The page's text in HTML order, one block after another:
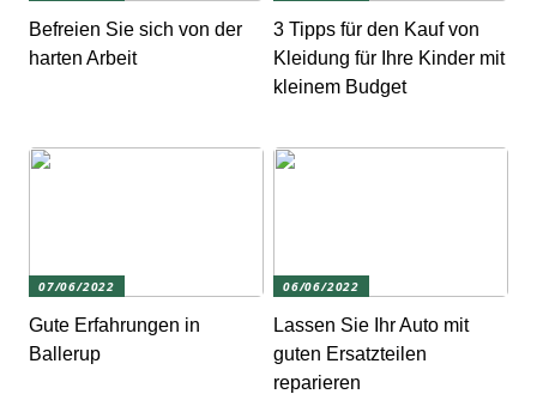
Befreien Sie sich von der
harten Arbeit
3 Tipps für den Kauf von
Kleidung für Ihre Kinder mit
kleinem Budget
07/06/2022
Gute Erfahrungen in
Ballerup
06/06/2022
Lassen Sie Ihr Auto mit
guten Ersatzteilen
reparieren